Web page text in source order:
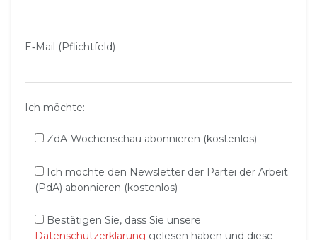
E‑Mail (Pflichtfeld)
Ich möchte:
ZdA-Wochenschau abonnieren (kostenlos)
Ich möchte den Newsletter der Partei der Arbeit
(PdA) abonnieren (kostenlos)
Bestätigen Sie, dass Sie unsere
Datenschutzerklärung gelesen haben und diese